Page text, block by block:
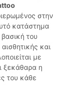
στην
κατάστημα
του
και
με
ξεκάθαρα η
του κάθε